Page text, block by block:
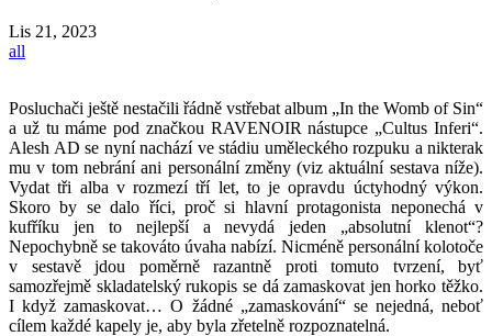
Lis 21, 2023
all
Posluchači ještě nestačili řádně vstřebat album „In the Womb of Sin“
a už tu máme pod značkou RAVENOIR nástupce „Cultus Inferi“.
Alesh AD se nyní nachází ve stádiu uměleckého rozpuku a nikterak
mu v tom nebrání ani personální změny (viz aktuální sestava níže).
Vydat tři alba v rozmezí tří let, to je opravdu úctyhodný výkon.
Skoro by se dalo říci, proč si hlavní protagonista neponechá v
kufříku jen to nejlepší a nevydá jeden „absolutní klenot“?
Nepochybně se takováto úvaha nabízí. Nicméně personální kolotoče
v sestavě jdou poměrně razantně proti tomuto tvrzení, byť
samozřejmě skladatelský rukopis se dá zamaskovat jen horko těžko.
I když zamaskovat… O žádné „zamaskování“ se nejedná, neboť
cílem každé kapely je, aby byla zřetelně rozpoznatelná.